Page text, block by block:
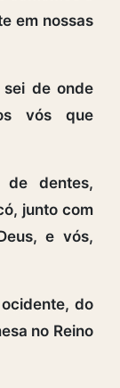
em nossas
sei de onde
vós que
dentes,
junto com
e vós,
do
no Reino